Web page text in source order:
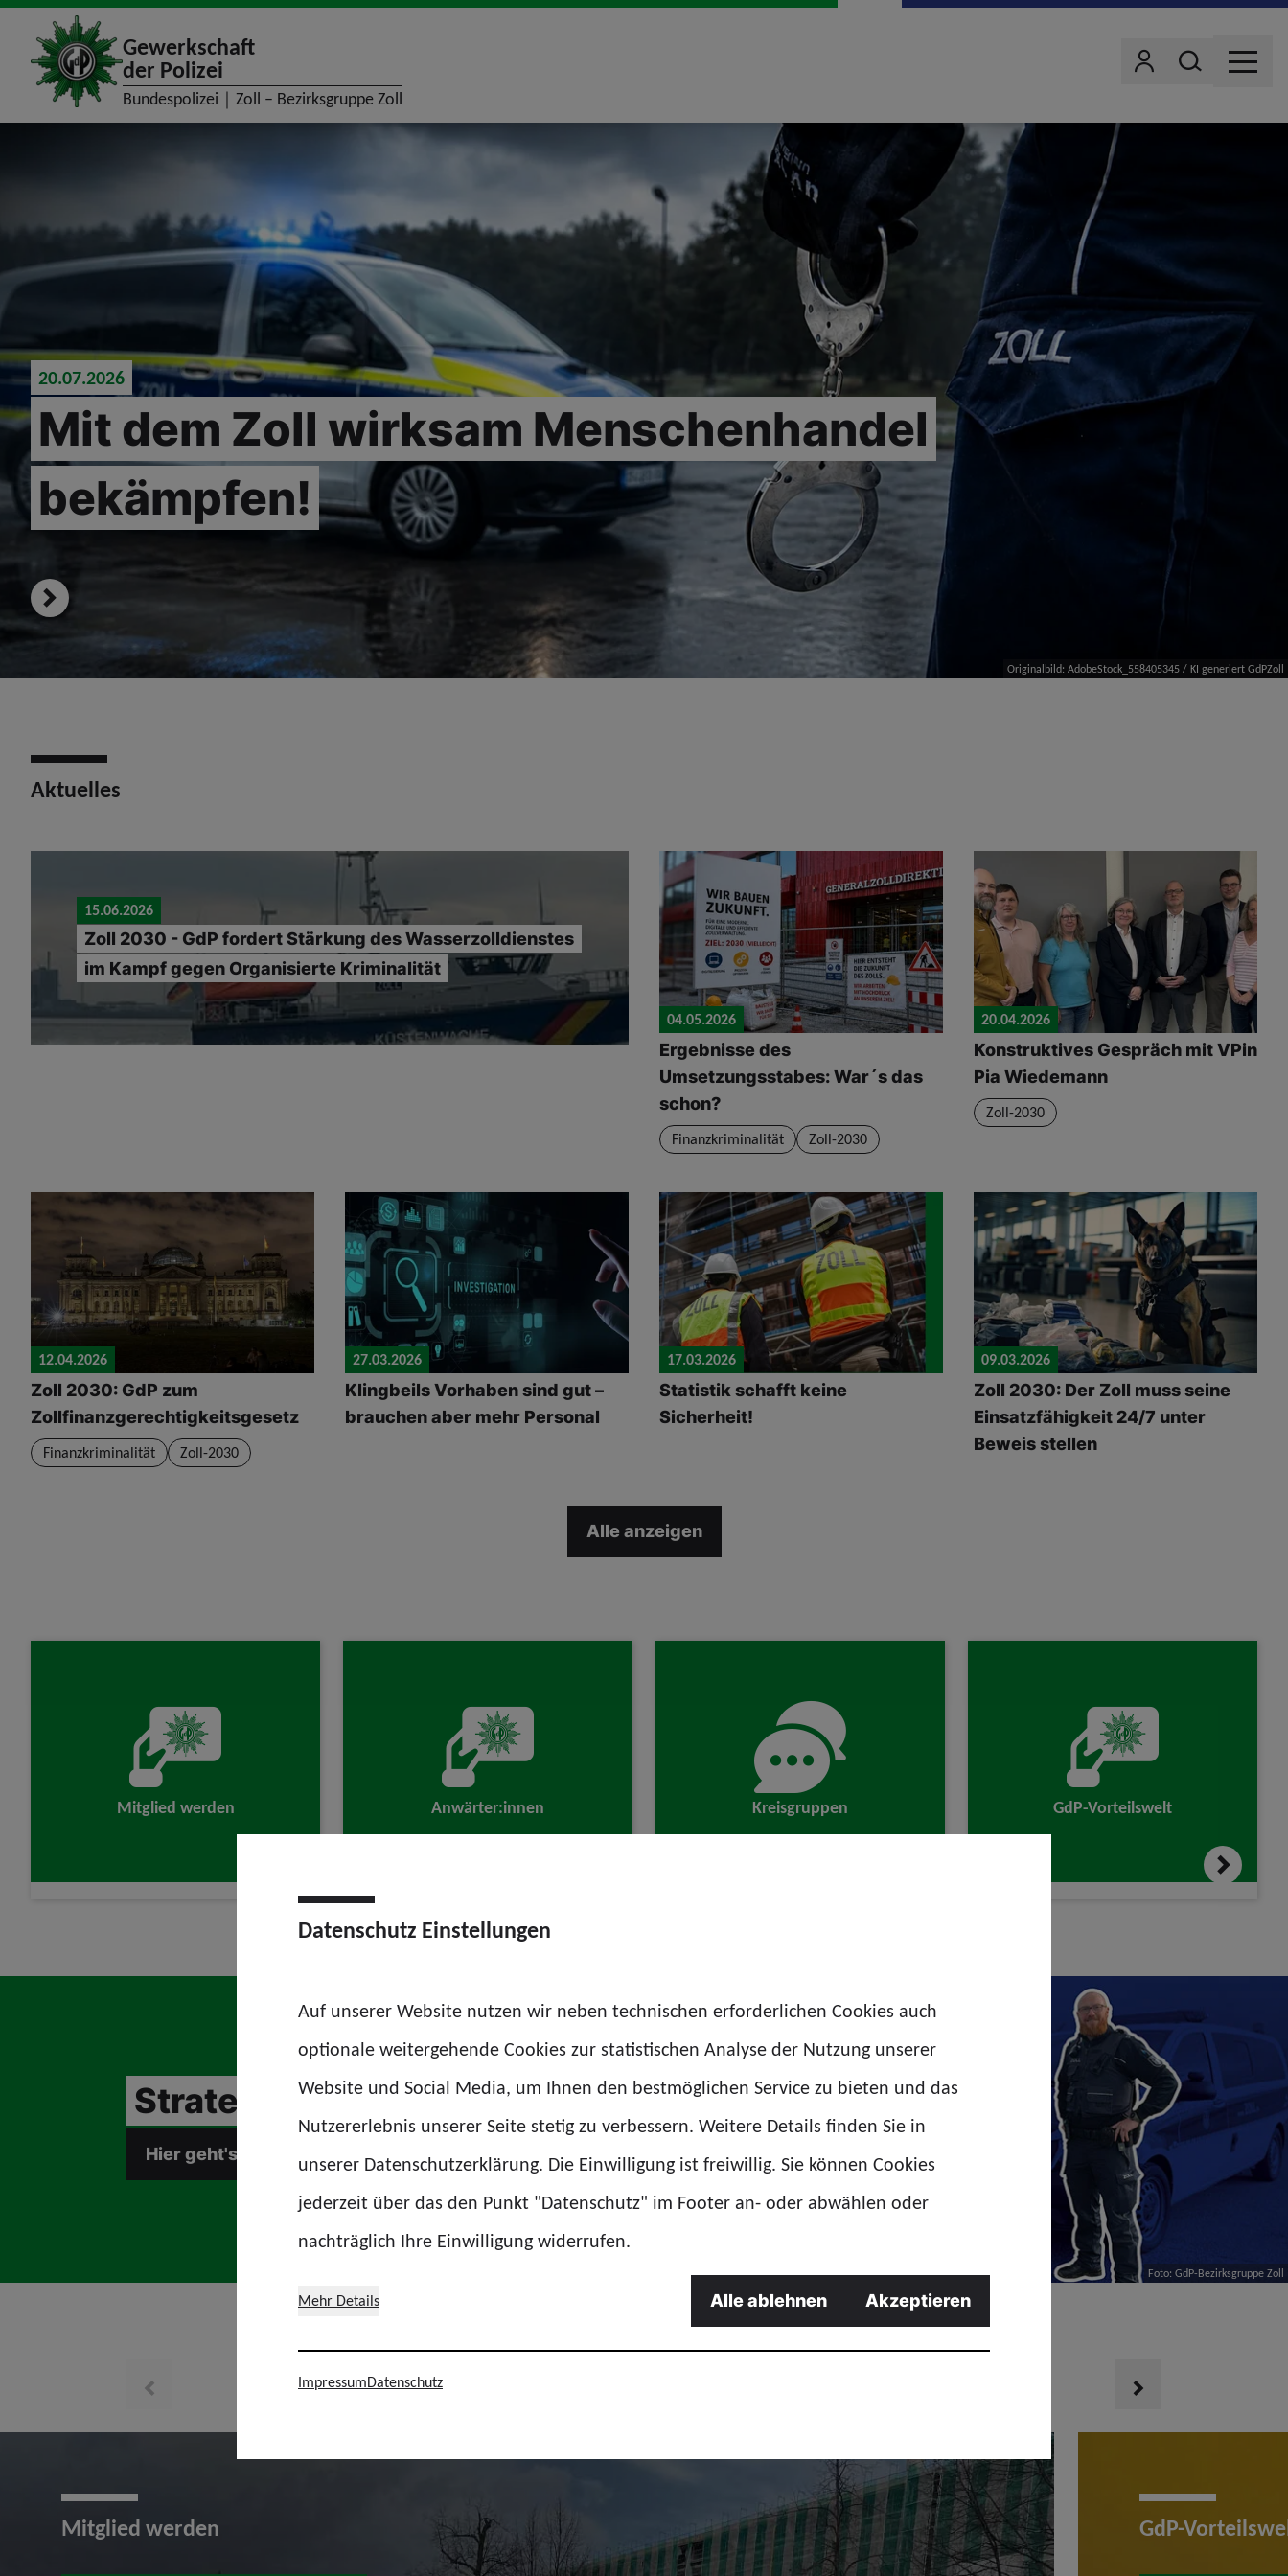
site_logo
Gewerkschaft
der Polizei
Bundespolizei｜Zoll – Bezirksgruppe Zoll
Benutzer
Wonach suchst
MENU
Originalbild: AdobeStock_558405345 / KI generiert GdPZoll
20.07.2026
Mit dem Zoll wirksam Menschenhandel
bekämpfen!
Aktuelles
15.06.2026
Zoll 2030 - GdP fordert Stärkung des Wasserzolldienstes
im Kampf gegen Organisierte Kriminalität
04.05.2026
Ergebnisse des
Umsetzungsstabes: War´s das
schon?
Finanzkriminalität Zoll-2030
20.04.2026
Konstruktives Gespräch mit VPin
Pia Wiedemann
Zoll-2030
12.04.2026
Zoll 2030: GdP zum
Zollfinanzgerechtigkeitsgesetz
Finanzkriminalität Zoll-2030
27.03.2026
Klingbeils Vorhaben sind gut –
brauchen aber mehr Personal
17.03.2026
Statistik schafft keine
Sicherheit!
09.03.2026
Zoll 2030: Der Zoll muss seine
Einsatzfähigkeit 24/7 unter
Beweis stellen
Alle anzeigen
Mitglied werden Anwärter:innen Kreisgruppen GdP-Vorteilswelt
Foto: GdP-Bezirksgruppe Zoll
Strategie „Zoll 2030“
Hier geht's zur Website
prev Mitglied werden next
Mitglied werden GdP-
Datenschutz Einstellungen
Auf unserer Website nutzen wir neben technischen erforderlichen Cookies auch
optionale weitergehende Cookies zur statistischen Analyse der Nutzung unserer
Website und Social Media, um Ihnen den bestmöglichen Service zu bieten und das
Nutzererlebnis unserer Seite stetig zu verbessern. Weitere Details finden Sie in
unserer Datenschutzerklärung. Die Einwilligung ist freiwillig. Sie können Cookies
jederzeit über das den Punkt "Datenschutz" im Footer an- oder abwählen oder
nachträglich Ihre Einwilligung widerrufen.
Mehr Details Alle ablehnen Akzeptieren
ImpressumDatenschutz